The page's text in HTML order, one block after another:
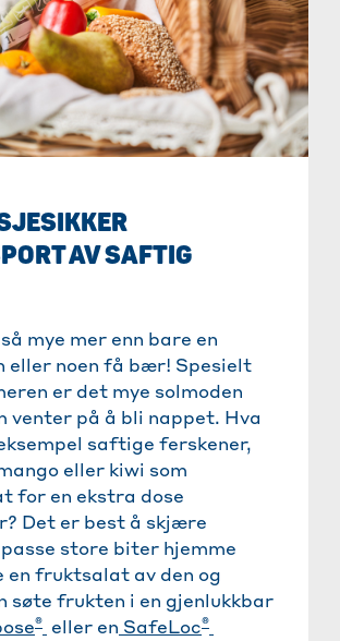
AV SAFTIG
mye mer enn bare en
eller noen få bær! Spesielt
er det mye solmoden
venter på å bli nappet. Hva
saftige ferskener,
eller kiwi som
for en ekstra dose
Det er best å skjære
store biter hjemme
en fruktsalat av den og
søte frukten i en gjenlukkbar
® eller en SafeLoc®